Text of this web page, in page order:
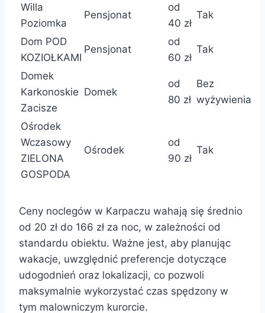
Willa
Poziomka
Pensjonat
od
40 zł
Tak
Dom POD
KOZIOŁKAMI
Pensjonat
od
60 zł
Tak
Domek
Karkonoskie
Zacisze
Domek
od
80 zł
Bez
wyżywienia
Ośrodek
Wczasowy
ZIELONA
GOSPODA
Ośrodek
od
90 zł
Tak
Ceny noclegów w Karpaczu wahają się średnio
od 20 zł do 166 zł za noc, w zależności od
standardu obiektu. Ważne jest, aby planując
wakacje, uwzględnić preferencje dotyczące
udogodnień oraz lokalizacji, co pozwoli
maksymalnie wykorzystać czas spędzony w
tym malowniczym kurorcie.